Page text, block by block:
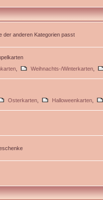
der anderen Kategorien passt
Weihnachts-/Winterkarten
Osterkarten Halloweenkarten